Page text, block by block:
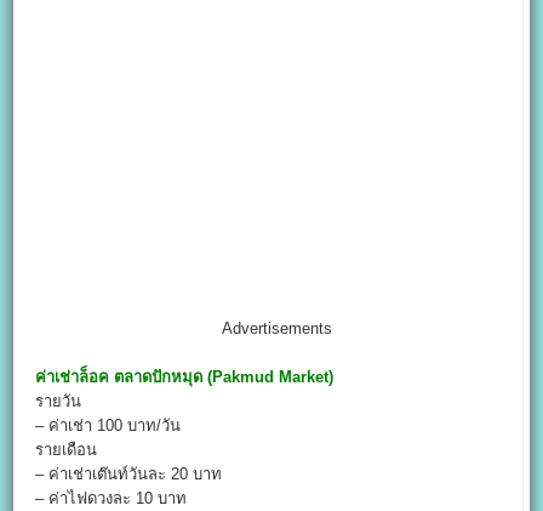
Advertisements
ค่าเช่าล็อค ตลาดปักหมุด (Pakmud Market)
รายวัน
– ค่าเช่า 100 บาท/วัน
รายเดือน
– ค่าเช่าเต๊นท์วันละ 20 บาท
– ค่าไฟดวงละ 10 บาท